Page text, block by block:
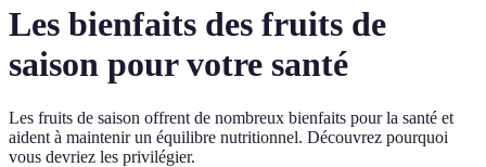
Les bienfaits des fruits de
saison pour votre santé
Les fruits de saison offrent de nombreux bienfaits pour la santé et
aident à maintenir un équilibre nutritionnel. Découvrez pourquoi
vous devriez les privilégier.